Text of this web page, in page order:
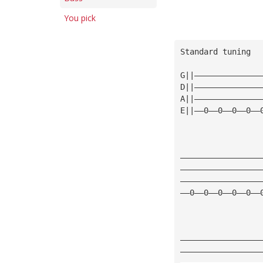
You pick
Standard tuning